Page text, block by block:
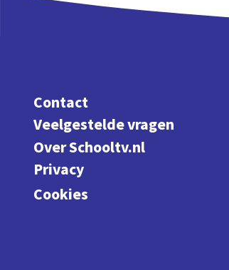
Contact
Veelgestelde vragen
Over Schooltv.nl
Privacy
Cookies